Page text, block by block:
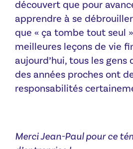
découvert que pour
apprendre à se
que « ça tombe tout seul
meilleures leçons de vie
aujourd’hui, tous les
des années proches ont
responsabilités
Merci Jean-Paul pour ce